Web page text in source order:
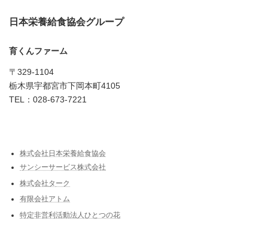
日本栄養給食協会グループ
育くんファーム
〒329-1104
栃木県宇都宮市下岡本町4105
TEL：028-673-7221
株式会社日本栄養給食協会
サンシーサービス株式会社
株式会社タ ーク
有限会社アトム
特定非営利活動法人ひとつの花